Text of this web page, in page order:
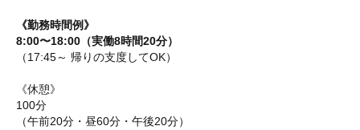
《勤務時間例》
8:00〜18:00（実働8時間20分）
（17:45～ 帰りの支度してOK）
《休憩》
100分
（午前20分・昼60分・午後20分）